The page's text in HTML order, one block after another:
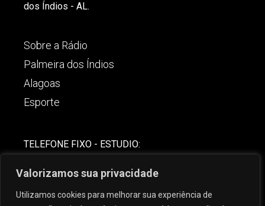
Valorizamos sua privacidade
Utilizamos cookies para melhorar sua experiência de
dos Índios - AL.
Sobre a Rádio
Palmeira dos Índios
Alagoas
Esporte
TELEFONE FIXO - ESTUDIO:
(82) 99621-8806